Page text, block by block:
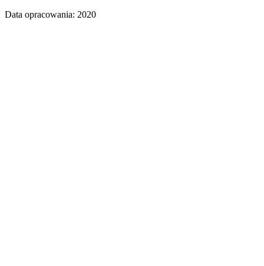
Data opracowania: 2020